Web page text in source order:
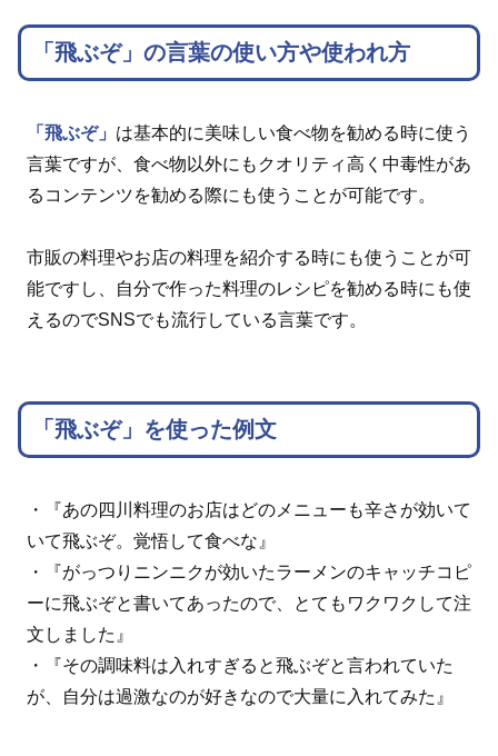
「飛ぶぞ」の言葉の使い方や使われ方
「飛ぶぞ」 は基本的に美味しい食べ物を勧める時に使う
言葉ですが、食べ物以外にもクオリティ高く中毒性があ
るコンテンツを勧める際にも使うことが可能です。
市販の料理やお店の料理を紹介する時にも使うことが可
能ですし、自分で作った料理のレシピを勧める時にも使
えるのでSNSでも流行している言葉です。
「飛ぶぞ」を使った例文
・『あの四川料理のお店はどのメニューも辛さが効いて
いて飛ぶぞ。覚悟して食べな』
・『がっつりニンニクが効いたラーメンのキャッチコピ
ーに飛ぶぞと書いてあったので、とてもワクワクして注
文しました』
・『その調味料は入れすぎると飛ぶぞと言われていた
が、自分は過激なのが好きなので大量に入れてみた』